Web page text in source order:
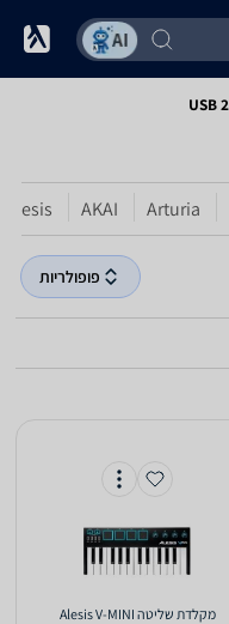
Arturia
AKAI
Alesis
פופולריות
‏מקלדת שליטה Alesis V-MINI